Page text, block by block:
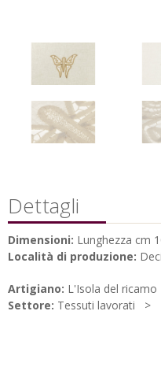
Dettagli
Dimensioni: Lunghezza cm
Località di produzione:
Artigiano: L'Isola del ricamo
Settore: Tessuti lavorati